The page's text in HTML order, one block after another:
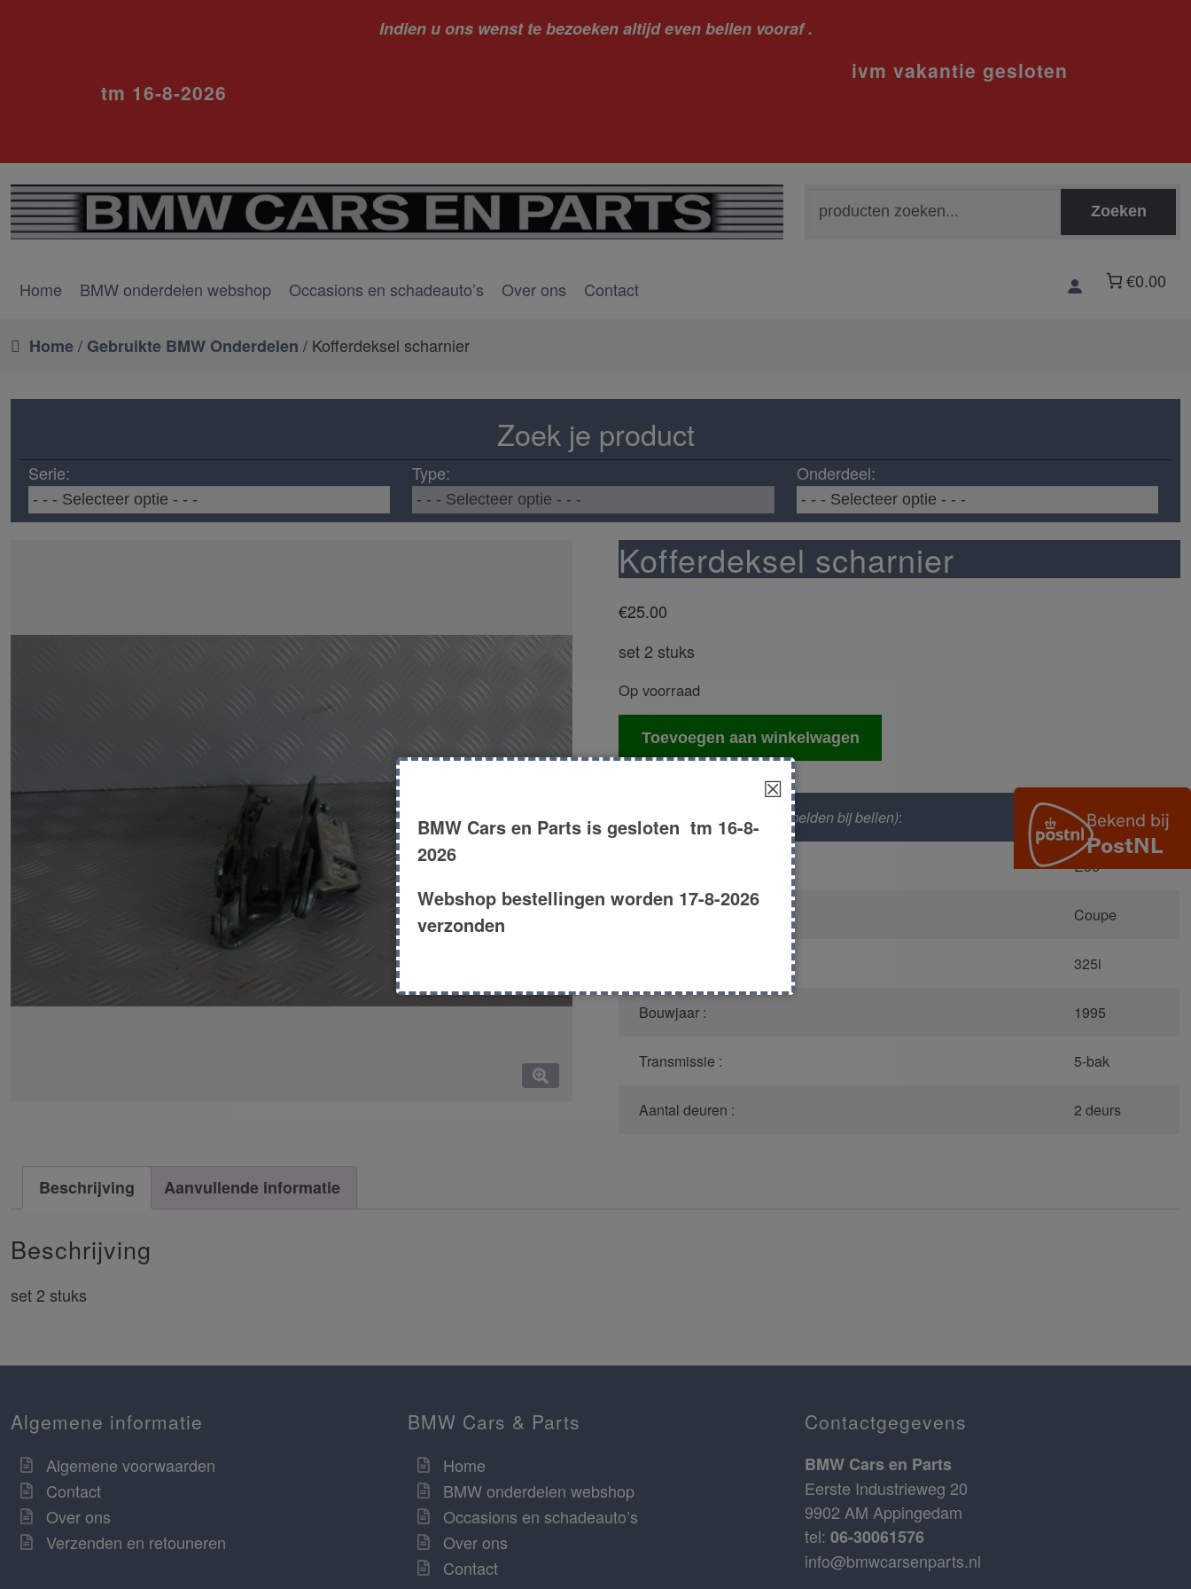
Indien u ons wenst te bezoeken altijd even bellen vooraf .
ivm vakantie gesloten
tm 16-8-2026
naar:
Zoeken
Home BMW onderdelen webshop Occasions en schadeauto’s Over ons Contact €0.00
Home/ Gebruikte BMW Onderdelen / Kofferdeksel scharnier
Zoek je product
Serie: Type: Onderdeel:
Kofferdeksel scharnier
€25.00
set 2 stuks
Op voorraad
Kofferdeksel
scharnier
Toevoegen aan winkelwagen
Productnummer (graag melden bij bellen): 4347
E36
Coupe
325i
Bouwjaar : 1995
Transmissie : 5-bak
Aantal deuren : 2 deurs
Beschrijving Aanvullende informatie
Beschrijving
set 2 stuks
Algemene informatie
Algemene voorwaarden
Contact
Over ons
Verzenden en retouneren
BMW Cars & Parts
Home
BMW onderdelen webshop
Occasions en schadeauto’s
Over ons
Contact
Contactgegevens
BMW Cars en Parts
Eerste Industrieweg 20
9902 AM Appingedam
tel: 06-30061576
info@bmwcarsenparts.nl
☒
BMW Cars en Parts is gesloten tm 16-8-
2026
Webshop bestellingen worden 17-8-2026
verzonden